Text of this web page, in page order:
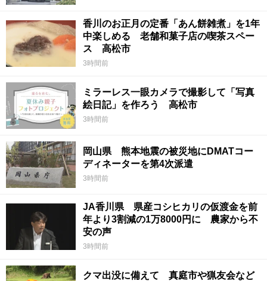
香川のお正月の定番「あん餅雑煮」を1年
中楽しめる 老舗和菓子店の喫茶スペー
ス 高松市
3時間前
ミラーレス一眼カメラで撮影して「写真
絵日記」を作ろう 高松市
3時間前
岡山県 熊本地震の被災地にDMATコー
ディネーターを第4次派遣
3時間前
JA香川県 県産コシヒカリの仮渡金を前
年より3割減の1万8000円に 農家から不
安の声
3時間前
クマ出没に備えて 真庭市や猟友会など